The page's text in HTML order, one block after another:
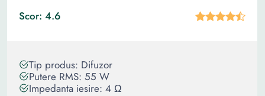
Scor: 4.6
Tip produs: Difuzor
Putere RMS: 55 W
Impedanta iesire: 4 Ω